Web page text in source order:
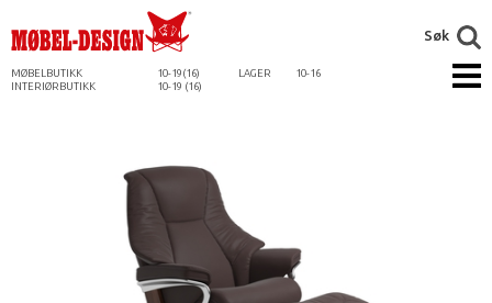
MØBELBUTIKK 10-19(16) LAGER
10-16
INTERIØRBUTIKK
10-19 (16)
Søk